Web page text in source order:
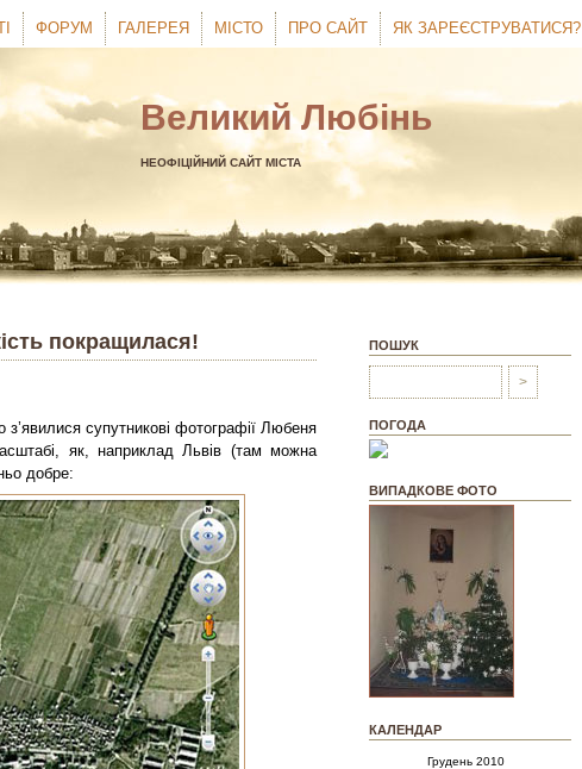
ЯК ЗАРЕЄСТРУВАТИСЯ?
ПРО САЙТ
МІСТО
ГАЛЕРЕЯ
ФОРУМ
Великий Любінь
НЕОФІЦІЙНИЙ САЙТ МІСТА
покращилася!
супутникові фотографії Любеня
як, наприклад Львів (там можна
добре:
ПОШУК
ПОГОДА
ВИПАДКОВЕ ФОТО
КАЛЕНДАР
Грудень 2010